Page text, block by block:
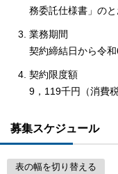
務委託仕様書」のと
業務期間
契約締結日から令
契約限度額
9，119千円（消費
募集スケジュール
表の幅を切り替える